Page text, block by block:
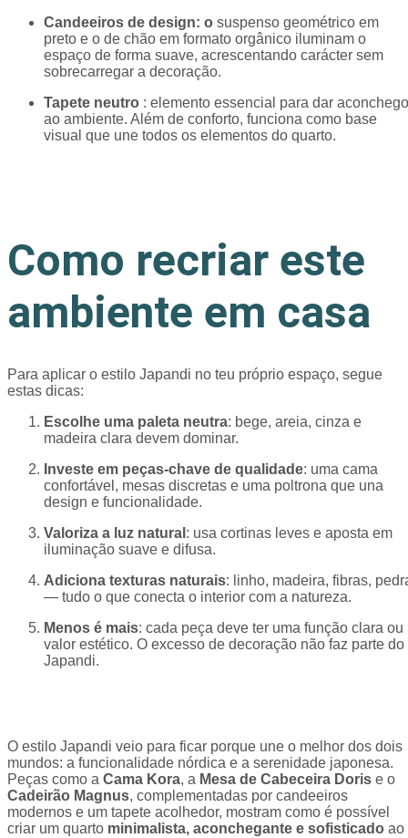
Candeeiros de design: o suspenso geométrico em
preto e o de chão em formato orgânico iluminam o
espaço de forma suave, acrescentando carácter sem
sobrecarregar a decoração.
Tapete neutro : elemento essencial para dar aconchego
ao ambiente. Além de conforto, funciona como base
visual que une todos os elementos do quarto.
Como recriar este
ambiente em casa
Para aplicar o estilo Japandi no teu próprio espaço, segue
estas dicas:
Escolhe uma paleta neutra: bege, areia, cinza e
madeira clara devem dominar.
Investe em peças-chave de qualidade: uma cama
confortável, mesas discretas e uma poltrona que una
design e funcionalidade.
Valoriza a luz natural : usa cortinas leves e aposta em
iluminação suave e difusa.
Adiciona texturas naturais: linho, madeira, fibras,
— tudo o que conecta o interior com a natureza.
Menos é mais: cada peça deve ter uma função clara ou
valor estético. O excesso de decoração não faz parte do
Japandi.
O estilo Japandi veio para ficar porque une o melhor dos dois
mundos: a funcionalidade nórdica e a serenidade japonesa.
Peças como a Cama Kora, a Mesa de Cabeceira Doris e o
Cadeirão Magnus, complementadas por candeeiros
modernos e um tapete acolhedor, mostram como é possível
criar um quarto minimalista, aconchegante e sofisticado ao